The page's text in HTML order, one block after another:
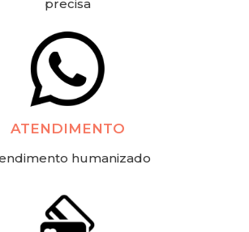
precisa
ATENDIMENTO
humanizado